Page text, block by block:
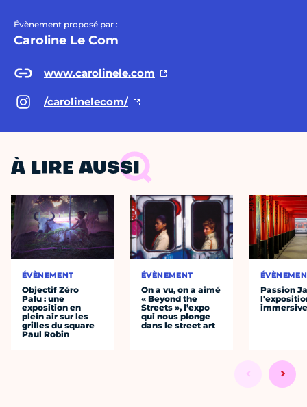
Évènement proposé par :
Caroline Le Com
www.carolinele.com
/carolinelecom/
À LIRE AUSSI
ÉVÈNEMENT
Objectif Zéro
Palu : une
exposition en
plein air sur les
grilles du square
Paul Robin
ÉVÈNEMENT
On a vu, on a aimé
« Beyond the
Streets », l’expo
qui nous plonge
dans le street art
Passion